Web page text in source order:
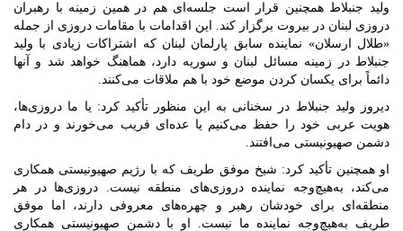
ولید جنبلاط همچنین قرار است جلسه‌ای هم در همین زمینه با رهبران
دروزی لبنان در بیروت برگزار کند. این اقدامات با مقامات دروزی از جمله
«طلال ارسلان» نماینده سابق پارلمان لبنان که اشتراکات زیادی با ولید
جنبلاط در زمینه مسائل لبنان و سوریه دارد، هماهنگ خواهد شد و آنها
دائماً برای یکسان کردن موضع خود با هم ملاقات می‌کنند.
دیروز ولید جنبلاط در سخنانی به این منظور تأکید کرد: یا ما دروزی‌ها،
هویت عربی خود را حفظ می‌کنیم یا عده‌ای فریب می‌خورند و در دام
دشمن صهیونیستی می‌افتند.
او همچنین تأکید کرد: شیخ موفق طریف که با رژیم صهیونیستی همکاری
می‌کند، به‌هیچ‌وجه نماینده دروزی‌های منطقه نیست. دروزی‌ها در هر
منطقه‌ای برای خودشان رهبر و چهره‌های معروفی دارند، اما موفق‌
طریف به‌هیچ‌وجه نماینده ما نیست. او با دشمن صهیونیستی همکاری